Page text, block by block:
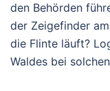
den Behörden
der Zeigefinder
die Flinte läuft?
Waldes bei